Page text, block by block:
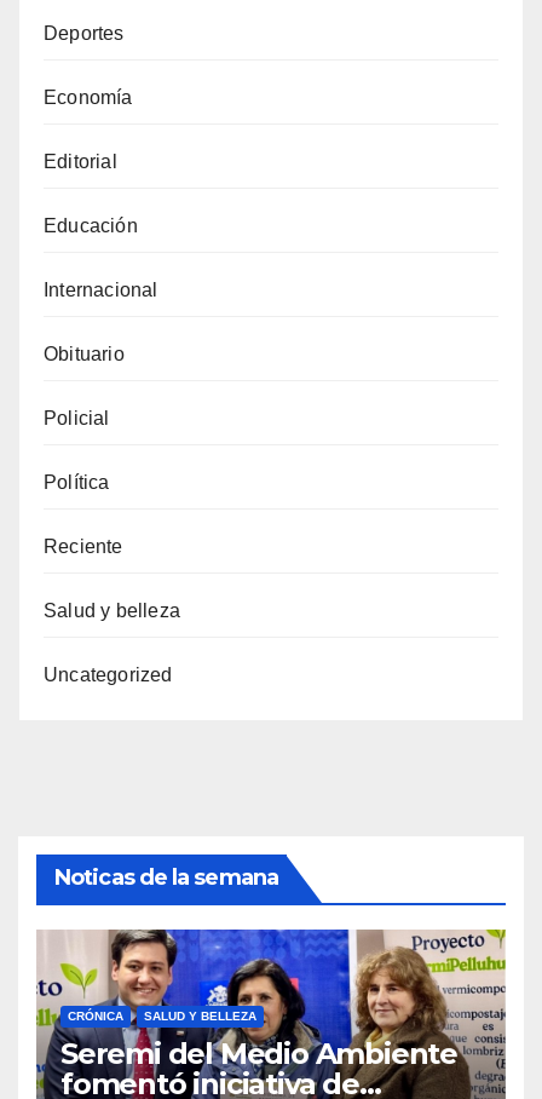
Deportes
Economía
Editorial
Educación
Internacional
Obituario
Policial
Política
Reciente
Salud y belleza
Uncategorized
Noticas de la semana
CRÓNICA SALUD Y BELLEZA
Seremi del Medio Ambiente
fomentó iniciativa de